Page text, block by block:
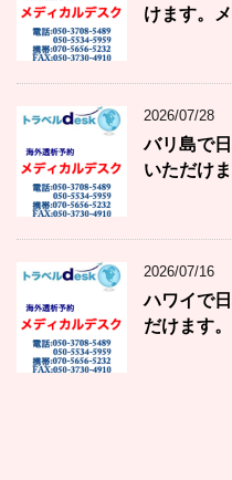
けます。
2026/07/28
バリ島で
いただけ
2026/07/16
ハワイで
だけます